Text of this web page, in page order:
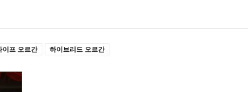
이프 오르간 하이브리드 오르간